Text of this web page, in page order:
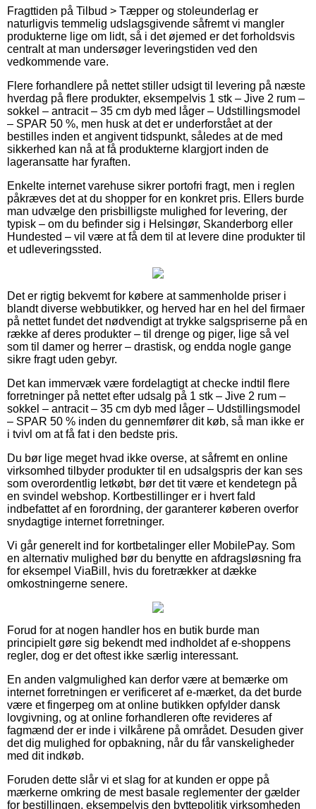
Fragttiden på Tilbud > Tæpper og stoleunderlag er
naturligvis temmelig udslagsgivende såfremt vi mangler
produkterne lige om lidt, så i det øjemed er det forholdsvis
centralt at man undersøger leveringstiden ved den
vedkommende vare.
Flere forhandlere på nettet stiller udsigt til levering på næste
hverdag på flere produkter, eksempelvis 1 stk – Jive 2 rum –
sokkel – antracit – 35 cm dyb med låger – Udstillingsmodel
– SPAR 50 %, men husk at det er underforstået at der
bestilles inden et angivent tidspunkt, således at de med
sikkerhed kan nå at få produkterne klargjort inden de
lageransatte har fyraften.
Enkelte internet varehuse sikrer portofri fragt, men i reglen
påkræves det at du shopper for en konkret pris. Ellers burde
man udvælge den prisbilligste mulighed for levering, der
typisk – om du befinder sig i Helsingør, Skanderborg eller
Hundested – vil være at få dem til at levere dine produkter til
et udleveringssted.
Det er rigtig bekvemt for købere at sammenholde priser i
blandt diverse webbutikker, og herved har en hel del firmaer
på nettet fundet det nødvendigt at trykke salgspriserne på en
række af deres produkter – til drenge og piger, lige så vel
som til damer og herrer – drastisk, og endda nogle gange
sikre fragt uden gebyr.
Det kan immervæk være fordelagtigt at checke indtil flere
forretninger på nettet efter udsalg på 1 stk – Jive 2 rum –
sokkel – antracit – 35 cm dyb med låger – Udstillingsmodel
– SPAR 50 % inden du gennemfører dit køb, så man ikke er
i tvivl om at få fat i den bedste pris.
Du bør lige meget hvad ikke overse, at såfremt en online
virksomhed tilbyder produkter til en udsalgspris der kan ses
som overordentlig letkøbt, bør det tit være et kendetegn på
en svindel webshop. Kortbestillinger er i hvert fald
indbefattet af en forordning, der garanterer køberen overfor
snydagtige internet forretninger.
Vi går generelt ind for kortbetalinger eller MobilePay. Som
en alternativ mulighed bør du benytte en afdragsløsning fra
for eksempel ViaBill, hvis du foretrækker at dække
omkostningerne senere.
Forud for at nogen handler hos en butik burde man
principielt gøre sig bekendt med indholdet af e-shoppens
regler, dog er det oftest ikke særlig interessant.
En anden valgmulighed kan derfor være at bemærke om
internet forretningen er verificeret af e-mærket, da det burde
være et fingerpeg om at online butikken opfylder dansk
lovgivning, og at online forhandleren ofte revideres af
fagmænd der er inde i vilkårene på området. Desuden giver
det dig mulighed for opbakning, når du får vanskeligheder
med dit indkøb.
Foruden dette slår vi et slag for at kunden er oppe på
mærkerne omkring de mest basale reglementer der gælder
for bestillingen, eksempelvis den byttepolitik virksomheden